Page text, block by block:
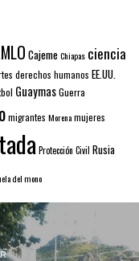
CajemeChiapas ciencia
derechos humanos EE.UU.
GuaymasGuerra
migrantes Morenamujeres
Protección Civil Rusia
del mono